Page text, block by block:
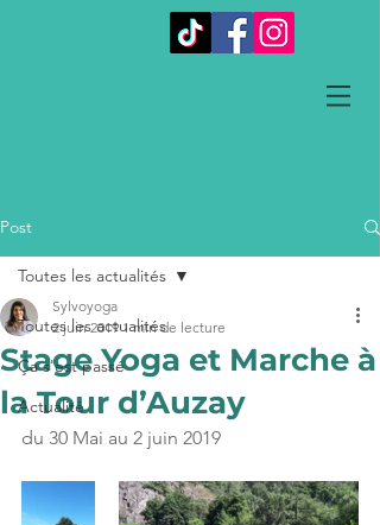
Post
Toutes les actualités
Ça s'est passé
Actualité
Toutes les actualités
Stage Yoga et Marche à
la Tour d’Auzay
Sylvoyoga
2 juin 2019 1 min de lecture
du 30 Mai au 2 juin 2019